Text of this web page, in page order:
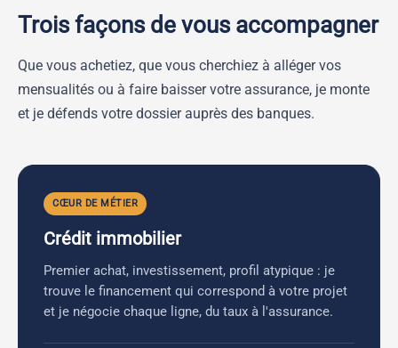
Trois façons de vous accompagner
Que vous achetiez, que vous cherchiez à alléger vos
mensualités ou à faire baisser votre assurance, je monte
et je défends votre dossier auprès des banques.
CŒUR DE MÉTIER
Crédit immobilier
Premier achat, investissement, profil atypique : je
trouve le financement qui correspond à votre projet
et je négocie chaque ligne, du taux à l'assurance.